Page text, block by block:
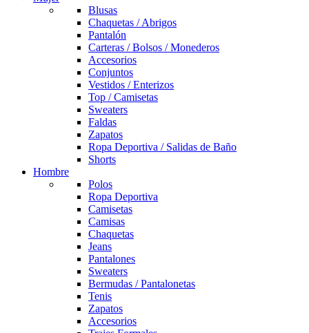
Blusas
Chaquetas / Abrigos
Pantalón
Carteras / Bolsos / Monederos
Accesorios
Conjuntos
Vestidos / Enterizos
Top / Camisetas
Sweaters
Faldas
Zapatos
Ropa Deportiva / Salidas de Baño
Shorts
Hombre
Polos
Ropa Deportiva
Camisetas
Camisas
Chaquetas
Jeans
Pantalones
Sweaters
Bermudas / Pantalonetas
Tenis
Zapatos
Accesorios